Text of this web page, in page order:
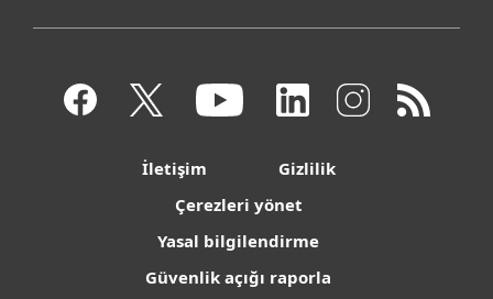
İletişim
Gizlilik
Çerezleri yönet
Yasal bilgilendirme
Güvenlik açığı raporla